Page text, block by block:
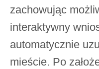
zachowując
interaktywny
automatycznie
mieście. Po